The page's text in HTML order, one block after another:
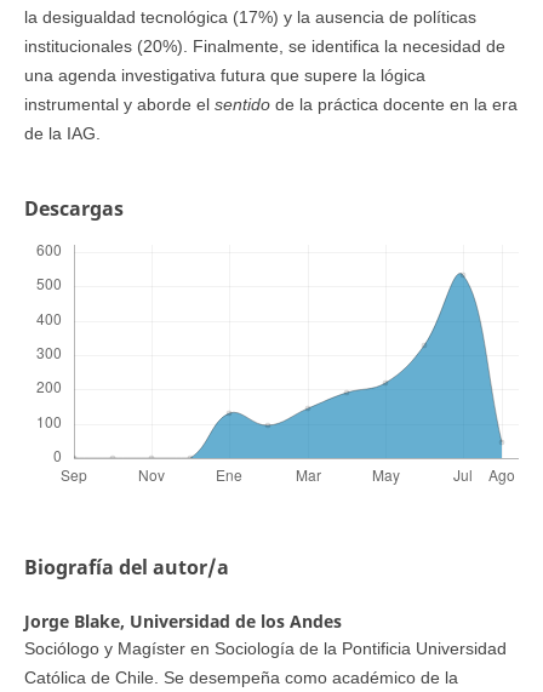
la desigualdad tecnológica (17%) y la ausencia de políticas
institucionales (20%). Finalmente, se identifica la necesidad de
una agenda investigativa futura que supere la lógica
instrumental y aborde el sentidode la práctica docente en la era
de la IAG.
Descargas
Biografía del autor/a
Jorge Blake, Universidad de los Andes
Sociólogo y Magíster en Sociología de la Pontificia Universidad
Católica de Chile. Se desempeña como académico de la